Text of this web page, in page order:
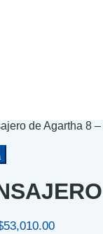
de Agartha 8
53,010.00Price